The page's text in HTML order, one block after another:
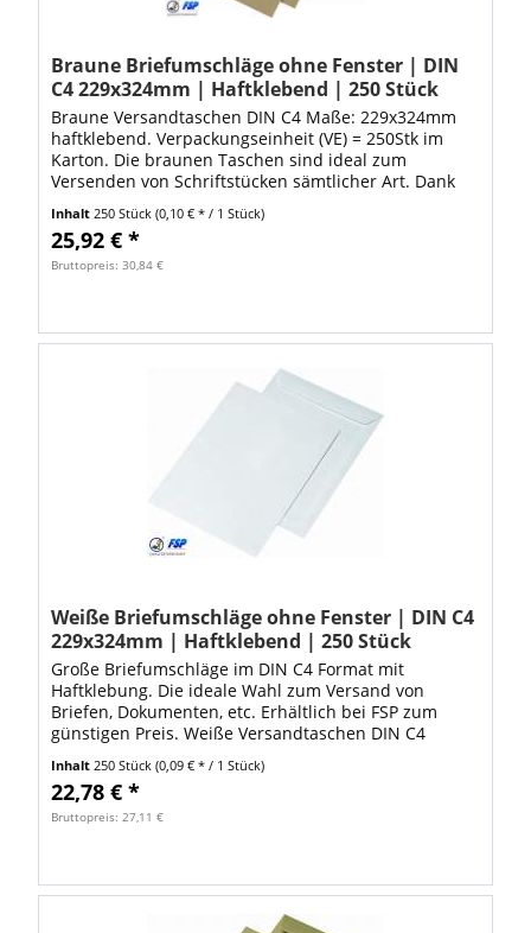
Braune Briefumschläge ohne Fenster | DIN
C4 229x324mm | Haftklebend | 250 Stück
Braune Versandtaschen DIN C4 Maße: 229x324mm
haftklebend. Verpackungseinheit (VE) = 250Stk im
Karton. Die braunen Taschen sind ideal zum
Versenden von Schriftstücken sämtlicher Art. Dank
Inhalt 250 Stück(0,10 € * / 1 Stück)
25,92 € *
Bruttopreis: 30,84 €
Weiße Briefumschläge ohne Fenster | DIN C4
229x324mm | Haftklebend | 250 Stück
Große Briefumschläge im DIN C4 Format mit
Haftklebung. Die ideale Wahl zum Versand von
Briefen, Dokumenten, etc. Erhältlich bei FSP zum
günstigen Preis. Weiße Versandtaschen DIN C4
(VE) =...
Inhalt 250 Stück(0,09 € * / 1 Stück)
22,78 € *
Bruttopreis: 27,11 €